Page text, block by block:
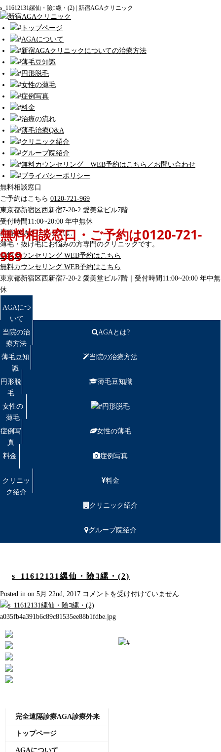
s_11612131縲仙・險ｺ縲・(2) | 新宿AGAクリニック
トップページ
AGAについて
新宿AGAクリニックについての治療方法
薄毛豆知識
円形脱毛
女性の薄毛
症例写真
料金
治療の流れ
薄毛治療Q&A
クリニック紹介
グループ院紹介
無料カウンセリング WEB予約はこちら／お問い合わせ
プライバシーポリシー
無料相談窓口
ご予約はこちら 0120-721-969
東京都新宿区西新宿7-20-2 愛美堂ビル7階
受付時間11:00~20:00 年中無休
無料相談窓口・ご予約は0120-721-
969
新宿AGAクリニックは、
薄毛・抜け毛にお悩みの方専門のクリニックです。
無料カウンセリング WEB予約はこちら
無料カウンセリング WEB予約はこちら
東京都新宿区西新宿7-20-2 愛美堂ビル7階｜ 受付時間11:00~20:00 年中無
休
AGAにつ
いて
当院の治
療方法
薄毛豆知
識
円形脱
毛
女性の
薄毛
症例写
真
料金
クリニッ
ク紹介
AGAとは?
当院の治療方法
薄毛豆知識
円形脱毛
女性の薄毛
症例写真
料金
クリニック紹介
グループ院紹介
s_11612131縲仙・險ｺ縲・(2)
Posted in on 5月 22nd, 2017 s_11612131
縲
仙・
コメントを受け付けていません
a035fb4a391b6c89c81535ee88b1fdbe.jpg
完全遠隔診療AGA診療外来
トップページ
AGAについて